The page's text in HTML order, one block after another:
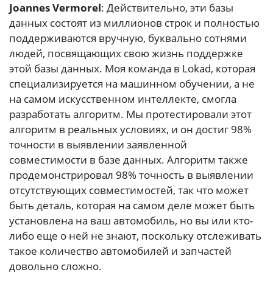
Joannes Vermorel: Действительно, эти базы
данных состоят из миллионов строк и полностью
поддерживаются вручную, буквально сотнями
людей, посвящающих свою жизнь поддержке
этой базы данных. Моя команда в Lokad, которая
специализируется на машинном обучении, а не
на самом искусственном интеллекте, смогла
разработать алгоритм. Мы протестировали этот
алгоритм в реальных условиях, и он достиг 98%
точности в выявлении заявленной
совместимости в базе данных. Алгоритм также
продемонстрировал 98% точность в выявлении
отсутствующих совместимостей, так что может
быть деталь, которая на самом деле может быть
установлена на ваш автомобиль, но вы или кто-
либо еще о ней не знают, поскольку отслеживать
такое количество автомобилей и запчастей
довольно сложно.